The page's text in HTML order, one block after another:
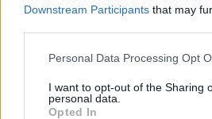
Downstream Participants that may
Personal Data Processing Opt
I want to opt-out of the Sharing
personal data.
Opted In
Elektromos
Még idén jöhet